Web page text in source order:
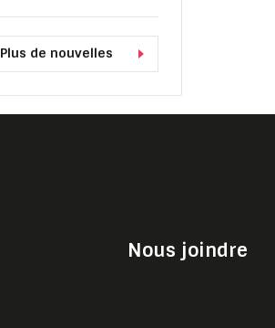
Plus de nouvelles
Nous joindre